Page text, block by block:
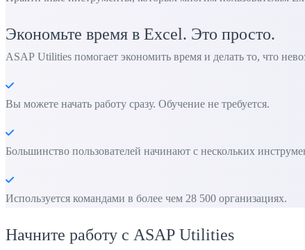
Экономьте время в Excel. Это просто.
ASAP Utilities помогает экономить время и делать то, что
Вы можете начать работу сразу. Обучение не требуется.
Большинство пользователей начинают с нескольких
Используется командами в более чем 28 500 организациях.
Начните работу с ASAP Utilities